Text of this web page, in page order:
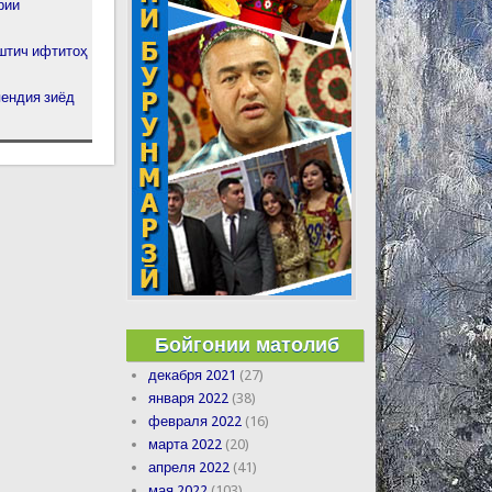
ифтитоҳ
зиёд
Бойгонии матолиб
декабря 2021 (27)
января 2022 (38)
февраля 2022 (16)
марта 2022 (20)
апреля 2022 (41)